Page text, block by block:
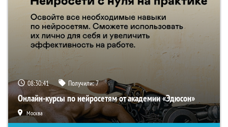
08:30:40 Получили:7
Онлайн-курсы по нейросетям от академии «Эдюсон»
Москва